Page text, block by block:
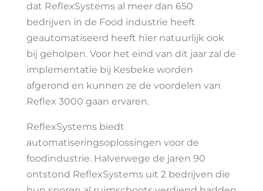
dat ReflexSystems al meer dan 650
bedrijven in de Food industrie heeft
geautomatiseerd heeft hier natuurlijk ook
bij geholpen. Voor het eind van dit jaar zal de
implementatie bij Kesbeke worden
afgerond en kunnen ze de voordelen van
Reflex 3000 gaan ervaren.
ReflexSystems biedt
automatiseringsoplossingen voor de
foodindustrie. Halverwege de jaren 90
ontstond ReflexSystems uit 2 bedrijven die